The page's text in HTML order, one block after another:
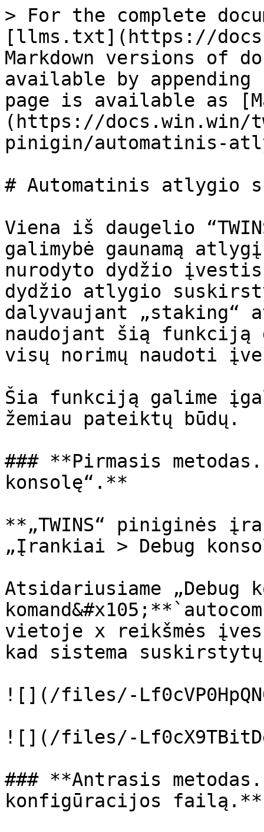
> For the complete
[llms.txt](https://
Markdown versions of
available by
page is available as
(https://
pinigin/automatinis-
# Automatinis atlygio
Viena iš daugelio
galimybė gaunamą
nurodyto dydžio
dydžio atlygio
dalyvaujant „staking“
naudojant šią funkciją
visų norimų naudoti
Šia funkciją galime
žemiau pateiktų būdų.
### **Pirmasis
konsolę“.**
**„TWINS“ piniginės
„Įrankiai > Debug
Atsidariusiame „Debug
vietoje x reikšmės
kad sistema
![](/files/-
![](/files/-
### **Antrasis
konfigūracijos failą.**